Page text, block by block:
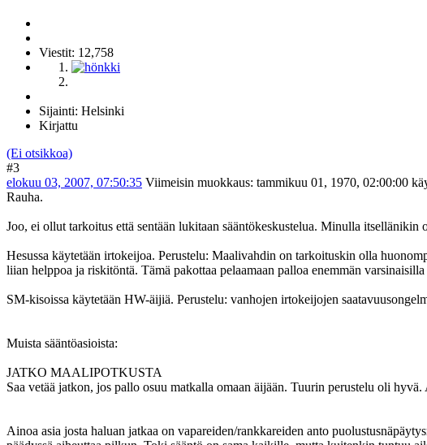
Viestit: 12,758
Sijainti: Helsinki
Kirjattu
(Ei otsikkoa)
#3
elokuu 03, 2007, 07:50:35 Viimeisin muokkaus: tammikuu 01, 1970, 02:00:00
Rauha.
Joo, ei ollut tarkoitus että sentään lukitaan sääntökeskustelua. Minulla
Hesussa käytetään irtokeijoa. Perustelu: Maalivahdin on tarkoituskin olla
liian helppoa ja riskitöntä. Tämä pakottaa pelaamaan palloa enemmän
SM-kisoissa käytetään HW-äijiä. Perustelu: vanhojen irtokeijojen
Muista sääntöasioista:
JATKO MAALIPOTKUSTA
Saa vetää jatkon, jos pallo osuu matkalla omaan äijään. Tuurin perustelu oli
Ainoa asia josta haluan jatkaa on vapareiden/rankkareiden anto